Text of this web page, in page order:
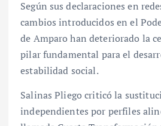
Según sus declaraciones en
cambios introducidos en el
de Amparo han deteriorado la
pilar fundamental para el
estabilidad social.
Salinas Pliego criticó la
independientes por perfiles